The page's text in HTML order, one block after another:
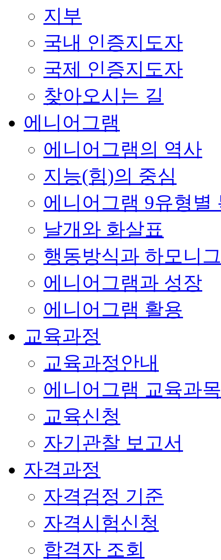
지부
국내 인증지도자
국제 인증지도자
찾아오시는 길
에니어그램
에니어그램의 역사
지능(힘)의 중심
에니어그램 9유형별
날개와 화살표
행동방식과 하모니
에니어그램과 성장
에니어그램 활용
교육과정
교육과정안내
에니어그램 교육과목
교육신청
자기관찰 보고서
자격과정
자격검정 기준
자격시험신청
합격자 조회